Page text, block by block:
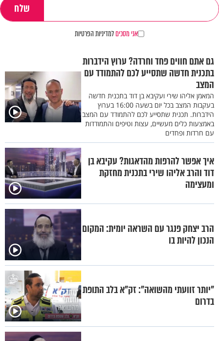
אני מסכיםלמדיניות הפרטיות
גם אתם חווים פחד וחרדה? ערוץ הידברות
בתכנית חדשה שתסייע לכם להתמודד עם
המצב
המאמן אליהו שירי ועקיבא בן דוד בתכנית חדשה
בעקבות המצב בכל יום בשעה 16:00 בערוץ
הידברות. תכנית שתסייע לכם להתמודד עם המצב
באמצעות כלים מעשיים, עצות וטיפים והתמודדות
עם חרדות ופחדים
איך אפשר להרפות מהדאגות? עקיבא בן
דוד והרב אליהו שירי בתכנית מחזקת
ומעצימה
הרב יצחק פנגר עם השראה יומית: המקום
הנכון להיות בו
"יותר זוועתי מהשואה": זק"א בלב התופת
בדרום